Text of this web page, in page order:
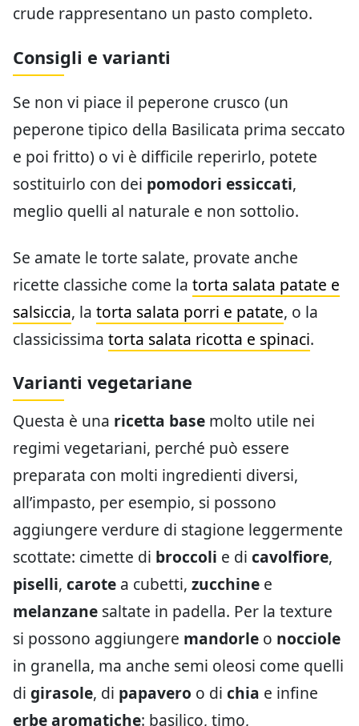
crude rappresentano un pasto completo.
Consigli e varianti
Se non vi piace il peperone crusco (un
peperone tipico della Basilicata prima seccato
e poi fritto) o vi è difficile reperirlo, potete
sostituirlo con dei pomodori essiccati,
meglio quelli al naturale e non sottolio.
Se amate le torte salate, provate anche
ricette classiche come la torta salata patate e
salsiccia, la torta salata porri e patate, o la
classicissima torta salata ricotta e spinaci.
Varianti vegetariane
Questa è una ricetta base molto utile nei
regimi vegetariani, perché può essere
preparata con molti ingredienti diversi,
all’impasto, per esempio, si possono
aggiungere verdure di stagione leggermente
scottate: cimette di broccoli e di cavolfiore,
piselli, carote a cubetti, zucchine e
melanzane saltate in padella. Per la texture
si possono aggiungere mandorle o nocciole
in granella, ma anche semi oleosi come quelli
di girasole, di papavero o di chia e infine
erbe aromatiche: basilico, timo,